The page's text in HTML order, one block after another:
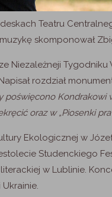
Teatru
skomponował
Niezależneji
rozdział
poświęcono
oraz w„Piosenki
Ekologicznej w
Studenckiego
w Lublinie.
Ukrainie.